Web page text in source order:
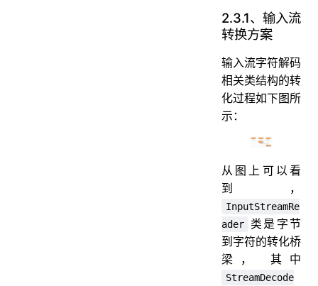
2.3.1、输入流
转换方案
输入流字符解码
相关类结构的转
化过程如下图所
示：
从图上可以看
到，
InputStreamRe
ader
类是字节
到字符的转化桥
梁， 其中
StreamDecode